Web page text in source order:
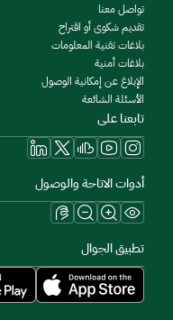
تواصل معنا
تقديم شكوى أو اقتراح
بلاغات تقنية المعلومات
بلاغات أمنية
الإبلاغ عن إمكانية الوصول
الأسئلة الشائعة
تابعنا على
أدوات الاتاحة والوصول
تطبيق الجوال